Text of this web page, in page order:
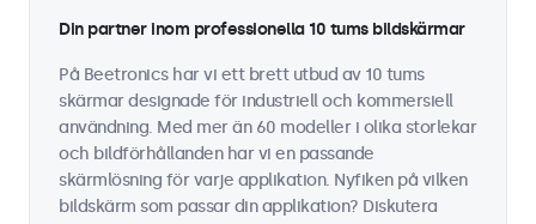
Din partner inom professionella 10 tums bildskärmar
På Beetronics har vi ett brett utbud av 10 tums
skärmar designade för industriell och kommersiell
användning. Med mer än 60 modeller i olika storlekar
och bildförhållanden har vi en passande
skärmlösning för varje applikation. Nyfiken på vilken
bildskärm som passar din applikation? Diskutera